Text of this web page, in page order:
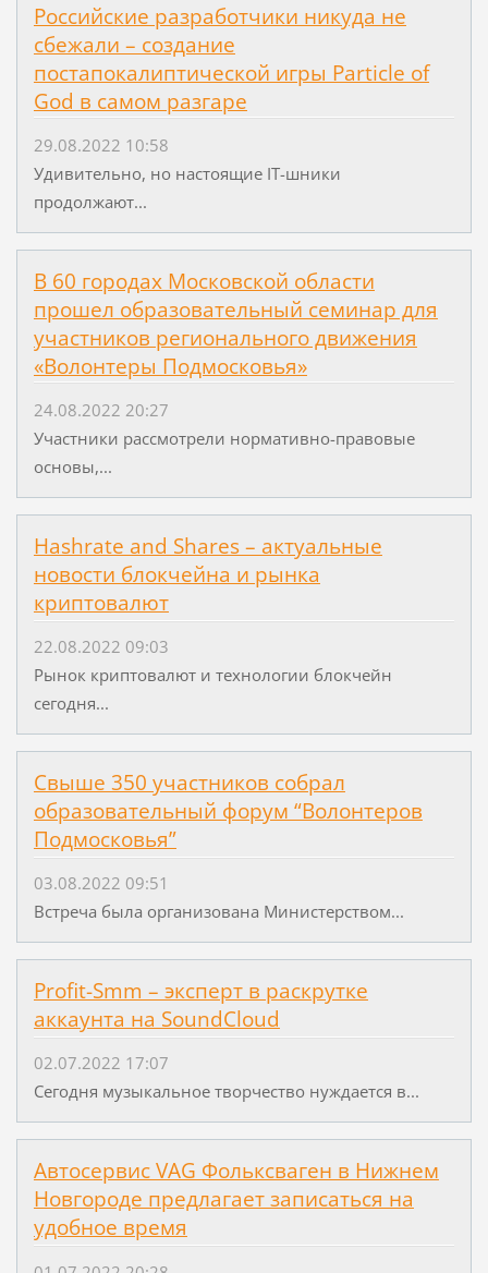
Российские разработчики никуда не
сбежали – создание
постапокалиптической игры Particle of
God в самом разгаре
29.08.2022 10:58
Удивительно, но настоящие IT-шники
продолжают...
В 60 городах Московской области
прошел образовательный семинар для
участников регионального движения
«Волонтеры Подмосковья»
24.08.2022 20:27
Участники рассмотрели нормативно-правовые
основы,...
Hashrate and Shares – актуальные
новости блокчейна и рынка
криптовалют
22.08.2022 09:03
Рынок криптовалют и технологии блокчейн
сегодня...
Свыше 350 участников собрал
образовательный форум “Волонтеров
Подмосковья”
03.08.2022 09:51
Встреча была организована Министерством...
Profit-Smm – эксперт в раскрутке
аккаунта на SoundCloud
02.07.2022 17:07
Сегодня музыкальное творчество нуждается в...
Автосервис VAG Фольксваген в Нижнем
Новгороде предлагает записаться на
удобное время